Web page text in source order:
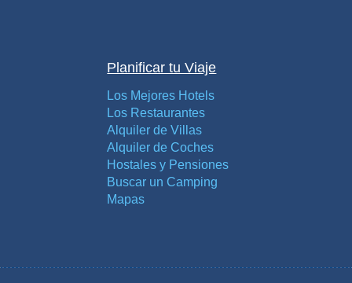
Planificar tu Viaje
Los Mejores Hotels
Los Restaurantes
Alquiler de Villas
Alquiler de Coches
Hostales y Pensiones
Buscar un Camping
Mapas